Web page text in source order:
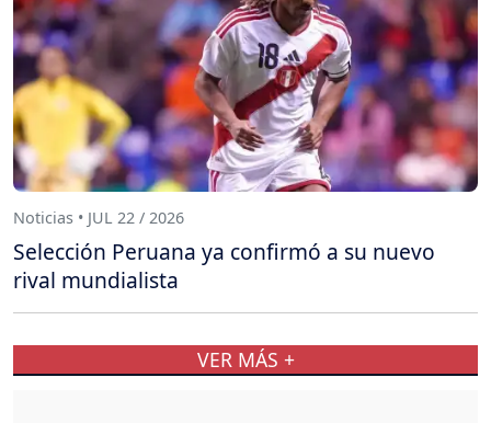
Noticias • JUL 22 / 2026
Selección Peruana ya confirmó a su nuevo
rival mundialista
VER MÁS +